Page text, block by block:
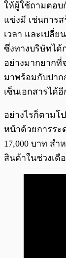
ให้ผู้ใช้ถามตอบ
แข่งมี เช่นการ
เวลา และเปลี่
ซึ่งทางบริษัทได้
อย่างมากยาก
มาพร้อมกับปาก
เซ็นเอกสารได้
อย่างไรก็ตามโ
หน้าด้วยการระ
17,000 บาท ส
สินค้าในช่วงเดื